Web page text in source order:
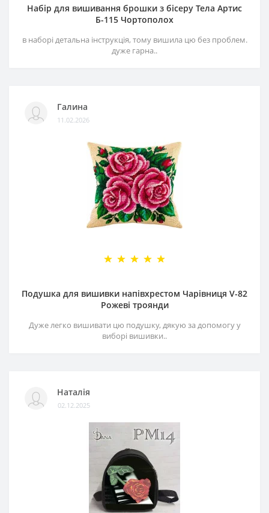
Набір для вишивання брошки з бісеру Тела Артис
Б-115 Чортополох
в наборі детальна інструкція, тому вишила цю без проблем.
дуже гарна..
Галина
11.02.2026
Подушка для вишивки напівхрестом Чарівниця V-82
Рожеві троянди
Дуже легко вишивати цю подушку, дякую за допомогу у
виборі вишивки..
Наталія
02.12.2025